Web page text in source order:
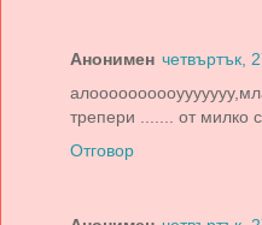
Анонимен четвъртък,
трепери ....... от милко
Отговор